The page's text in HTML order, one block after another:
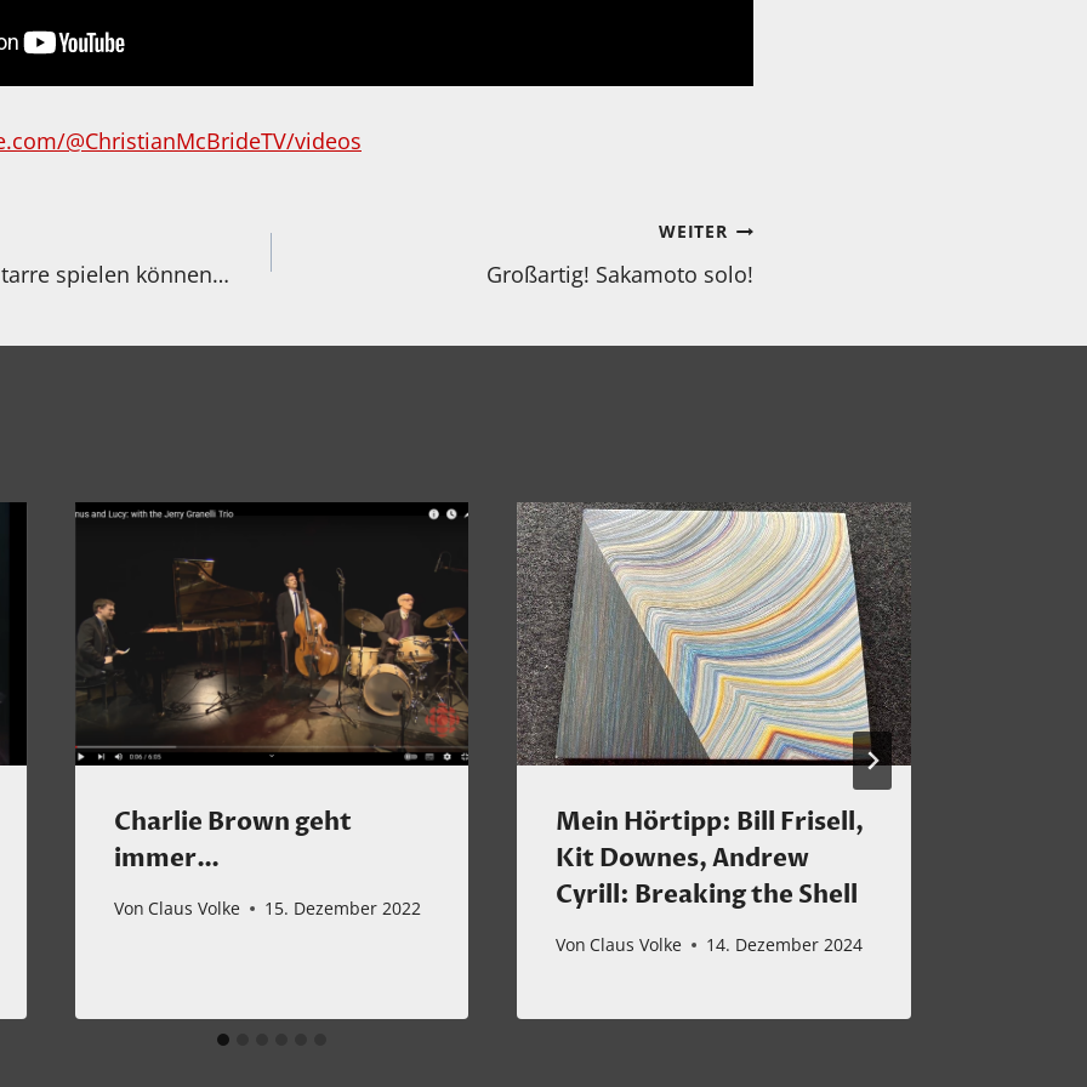
@ChristianMcBrideTV/videos
spielen können…
WEITER
Großartig! Sakamoto solo!
Charlie Brown geht
immer…
Von Claus Volke 15. Dezember 2022
Mein Hörtipp: Bill Frisell,
Kit Downes, Andrew
Cyrill: Breaking the Shell
Von Claus Volke 14. Dezember 2024